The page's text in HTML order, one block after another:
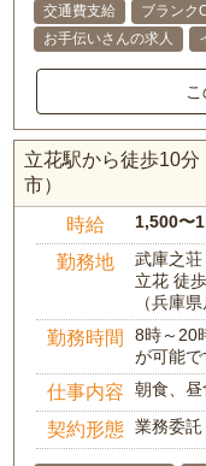
交通費支給
ブランク
お手伝いさんの求人
立花駅から徒歩10
市）
時給 1,500〜
勤務地
武庫之
立花 徒
（兵庫
勤務時間
8時～20
が可能
仕事内容 朝食、
契約形態 業務委託